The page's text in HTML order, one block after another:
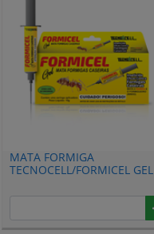
MATA FORMIGA
TECNOCELL/FORMICEL GEL